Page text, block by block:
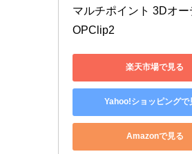
マルチポイント 3Dオー
OPClip2
楽天市場で見る
Yahoo!ショッピングで
Amazonで見る